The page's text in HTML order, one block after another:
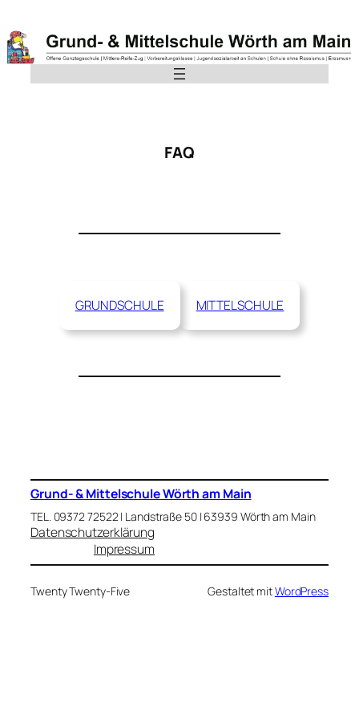
FAQ
GRUNDSCHULE MITTELSCHULE
Grund- & Mittelschule Wörth am Main
TEL. 09372 72522 | Landstraße 50 | 63939 Wörth am Main
Datenschutzerklärung
Impressum
Twenty Twenty-Five Gestaltet mitWordPress